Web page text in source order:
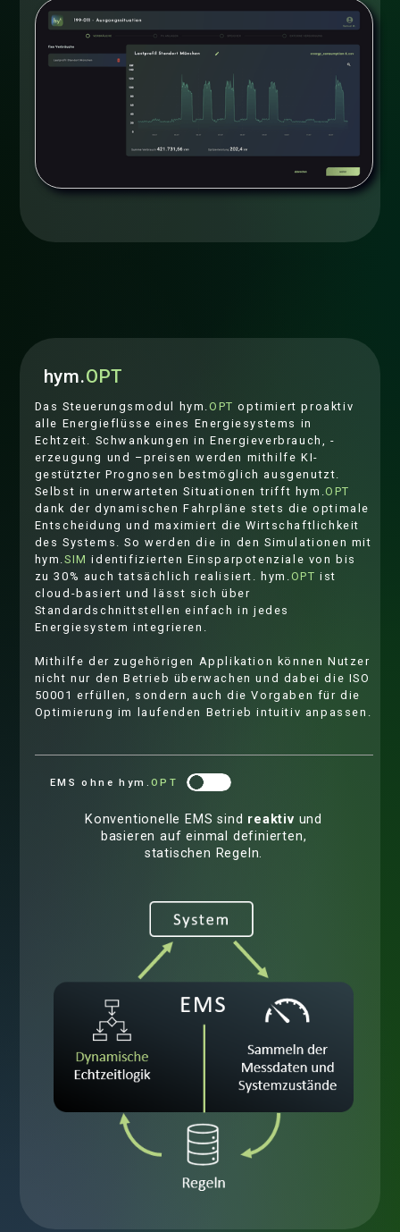
hym.OPT
Das Steuerungsmodul hym. OPT optimiert proaktiv
alle Energieflüsse eines Energiesystems in
Echtzeit. Schwankungen in Energieverbrauch, -
erzeugung und –preisen werden mithilfe KI-
gestützter Prognosen bestmöglich ausgenutzt.
Selbst in unerwarteten Situationen trifft hym.OPT
dank der dynamischen Fahrpläne stets die optimale
Entscheidung und maximiert die Wirtschaftlichkeit
des Systems. So werden die in den Simulationen mit
hym. SIM identifizierten Einsparpotenziale von bis
zu 30% auch tatsächlich realisiert. hym. OPT ist
cloud-basiert und lässt sich über
Standardschnittstellen einfach in jedes
Energiesystem integrieren.
Mithilfe der zugehörigen Applikation können Nutzer
nicht nur den Betrieb überwachen und dabei die ISO
50001 erfüllen, sondern auch die Vorgaben für die
Optimierung im laufenden Betrieb intuitiv anpassen.
EMS ohne hym.OPT
Konventionelle EMS sind reaktiv und
basieren auf einmal definierten,
statischen Regeln.